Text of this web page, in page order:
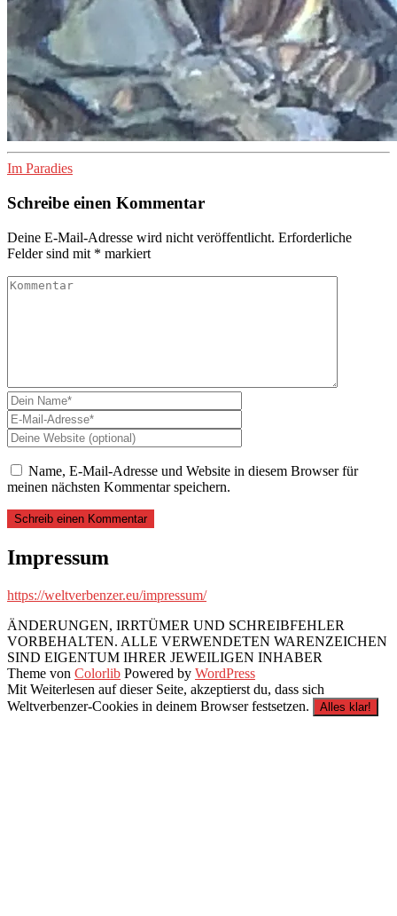
Im Paradies
Schreibe einen Kommentar
Deine E-Mail-Adresse wird nicht veröffentlicht. Erforderliche
Felder sind mit * markiert
Name, E-Mail-Adresse und Website in diesem Browser für
meinen nächsten Kommentar speichern.
Impressum
https://weltverbenzer.eu/impressum/
ÄNDERUNGEN, IRRTÜMER UND SCHREIBFEHLER
VORBEHALTEN. ALLE VERWENDETEN WARENZEICHEN
SIND EIGENTUM IHRER JEWEILIGEN INHABER
Theme von Colorlib Powered by WordPress
Mit Weiterlesen auf dieser Seite, akzeptierst du, dass sich
Weltverbenzer-Cookies in deinem Browser festsetzen.
Alles klar!